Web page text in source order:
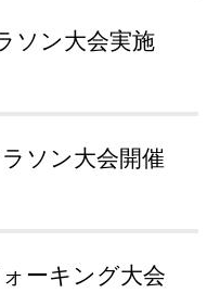
ソン大会実施
ソン大会開催
ーキング大会